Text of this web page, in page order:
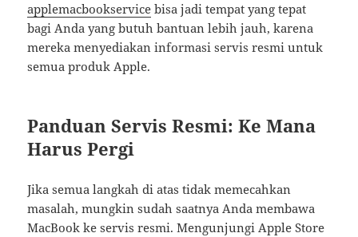
applemacbookservice bisa jadi tempat yang tepat
bagi Anda yang butuh bantuan lebih jauh, karena
mereka menyediakan informasi servis resmi untuk
semua produk Apple.
Panduan Servis Resmi: Ke Mana
Harus Pergi
Jika semua langkah di atas tidak memecahkan
masalah, mungkin sudah saatnya Anda membawa
MacBook ke servis resmi. Mengunjungi Apple Store